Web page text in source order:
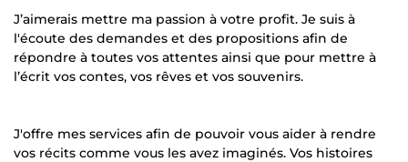
J’aimerais mettre ma passion à votre profit. Je suis à
l'écoute des demandes et des propositions afin de
répondre à toutes vos attentes ainsi que pour mettre à
l’écrit vos contes, vos rêves et vos souvenirs.
J'offre mes services afin de pouvoir vous aider à rendre
vos récits comme vous les avez imaginés. Vos histoires